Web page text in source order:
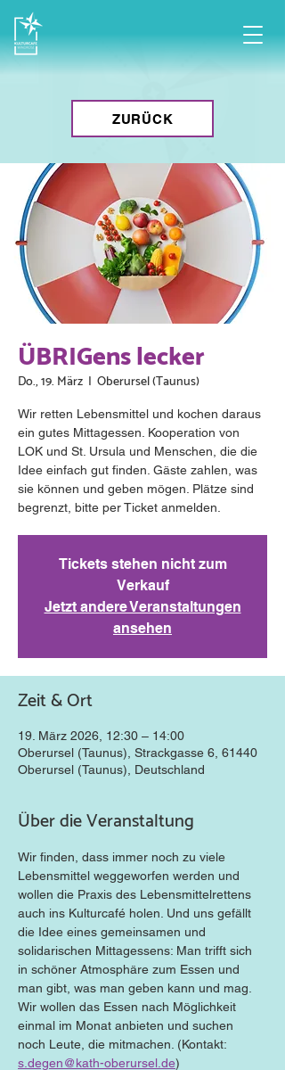
ZURÜCK
ÜBRIGens lecker
Do., 19. März
  |
Oberursel (Taunus)
Wir retten Lebensmittel und kochen daraus
ein gutes Mittagessen. Kooperation von
LOK und St. Ursula und Menschen, die die
Idee einfach gut finden. Gäste zahlen, was
sie können und geben mögen. Plätze sind
begrenzt, bitte per Ticket anmelden.
Tickets stehen nicht zum
Verkauf
Jetzt andere Veranstaltungen
ansehen
Zeit & Ort
19. März 2026, 12:30 – 14:00
Oberursel (Taunus), Strackgasse 6, 61440
Oberursel (Taunus), Deutschland
Über die Veranstaltung
Wir finden, dass immer noch zu viele
Lebensmittel weggeworfen werden und
wollen die Praxis des Lebensmittelrettens
auch ins Kulturcafé holen. Und uns gefällt
die Idee eines gemeinsamen und
solidarischen Mittagessens: Man trifft sich
in schöner Atmosphäre zum Essen und
man gibt, was man geben kann und mag.
Wir wollen das Essen nach Möglichkeit
einmal im Monat anbieten und suchen
noch Leute, die mitmachen. (Kontakt:
s.degen@kath-oberursel.de)